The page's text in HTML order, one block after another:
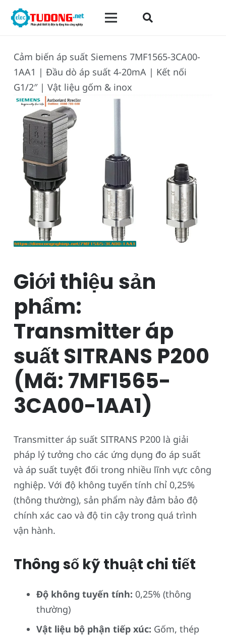
Cảm biến áp suất Siemens 7MF1565-3CA00-
1AA1 | Đầu dò áp suất 4-20mA | Kết nối
G1/2″ | Vật liệu gốm & inox
Giới thiệu sản
phẩm:
Transmitter áp
suất SITRANS P200
(Mã: 7MF1565-
3CA00-1AA1)
Transmitter áp suất SITRANS P200 là giải
pháp lý tưởng cho các ứng dụng đo áp suất
và áp suất tuyệt đối trong nhiều lĩnh vực công
nghiệp. Với độ không tuyến tính chỉ 0,25%
(thông thường), sản phẩm này đảm bảo độ
chính xác cao và độ tin cậy trong quá trình
vận hành.
Thông số kỹ thuật chi tiết
Độ không tuyến tính: 0,25% (thông
thường)
Vật liệu bộ phận tiếp xúc: Gốm, thép